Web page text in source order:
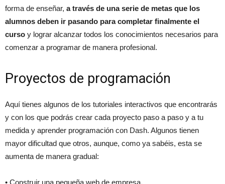
forma de enseñar, a través de una serie de metas que los
alumnos deben ir pasando para completar finalmente el
curso y lograr alcanzar todos los conocimientos necesarios para
comenzar a programar de manera profesional.
Proyectos de programación
Aquí tienes algunos de los tutoriales interactivos que encontrarás
y con los que podrás crear cada proyecto paso a paso y a tu
medida y aprender programación con Dash. Algunos tienen
mayor dificultad que otros, aunque, como ya sabéis, esta se
aumenta de manera gradual:
• Construir una pequeña web de empresa.